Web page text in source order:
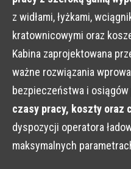
z widłami, łyżkami,
kratownicowymi oraz
Kabina zaprojektowana
ważne rozwiązania
bezpieczeństwa i osiągów
czasy pracy, koszty oraz
dyspozycji operatora
maksymalnych